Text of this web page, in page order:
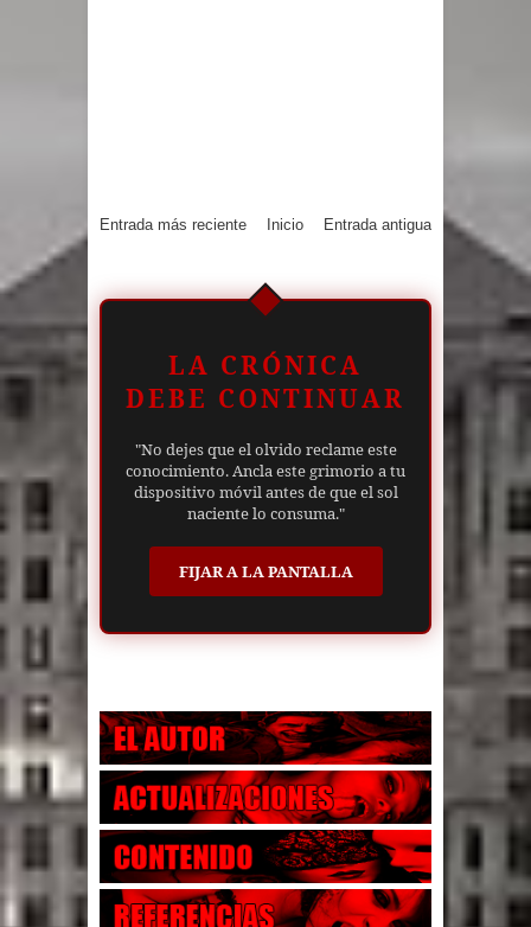
Entrada más reciente Entrada antigua
Inicio
LA CRÓNICA
DEBE CONTINUAR
"No dejes que el olvido reclame este
conocimiento. Ancla este grimorio a tu
dispositivo móvil antes de que el sol
naciente lo consuma."
FIJAR A LA PANTALLA